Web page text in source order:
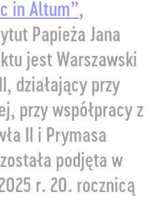
in Altum”,
Papieża Jana
jest Warszawski
działający przy
przy współpracy z
II i Prymasa
podjęta w
r. 20. rocznicą